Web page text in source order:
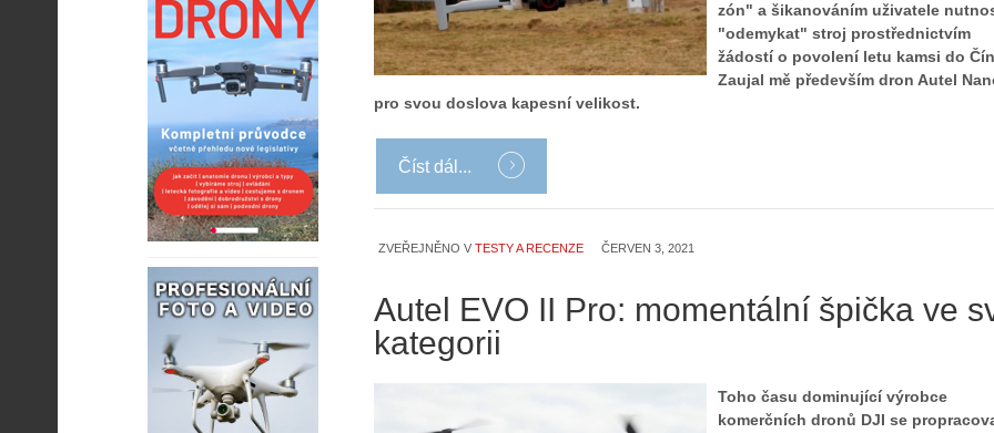
zón" a šikanováním uživatele
"odemykat" stroj prostřednictvím
žádostí o povolení letu kamsi do
Zaujal mě především dron Autel
pro svou doslova kapesní velikost.
Číst dál...
ZVEŘEJNĚNO V TESTY A RECENZE ČERVEN 3, 2021
Autel EVO II Pro: momentální špička ve
kategorii
Toho času dominující výrobce
komerčních dronů DJI se